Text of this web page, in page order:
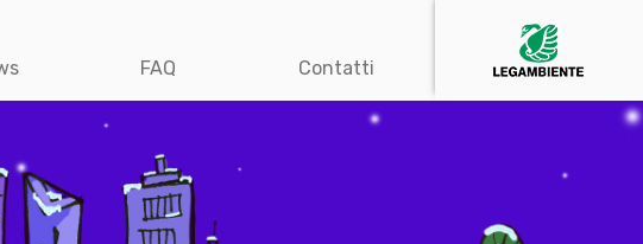
FAQ Contatti